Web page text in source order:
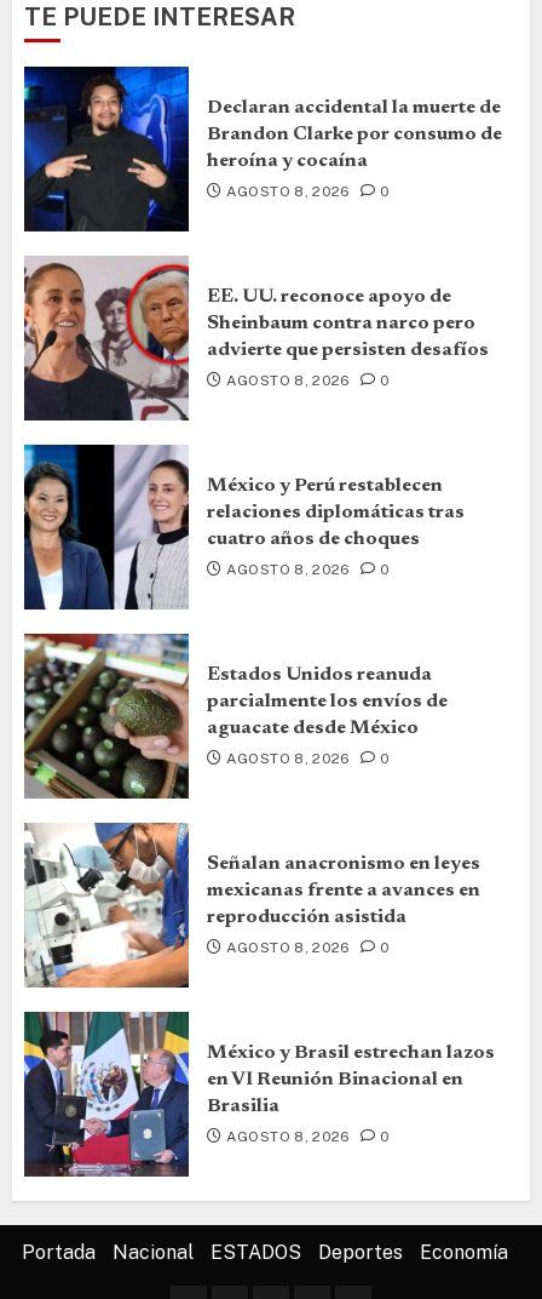
TE PUEDE INTERESAR
Declaran accidental la muerte de
Brandon Clarke por consumo de
heroína y cocaína
AGOSTO 8, 2026 0
EE. UU. reconoce apoyo de
Sheinbaum contra narco pero
advierte que persisten desafíos
AGOSTO 8, 2026 0
México y Perú restablecen
relaciones diplomáticas tras
cuatro años de choques
AGOSTO 8, 2026 0
Estados Unidos reanuda
parcialmente los envíos de
aguacate desde México
AGOSTO 8, 2026 0
Señalan anacronismo en leyes
mexicanas frente a avances en
reproducción asistida
AGOSTO 8, 2026 0
México y Brasil estrechan lazos
en VI Reunión Binacional en
Brasilia
AGOSTO 8, 2026 0
Portada Nacional ESTADOS Deportes Economía